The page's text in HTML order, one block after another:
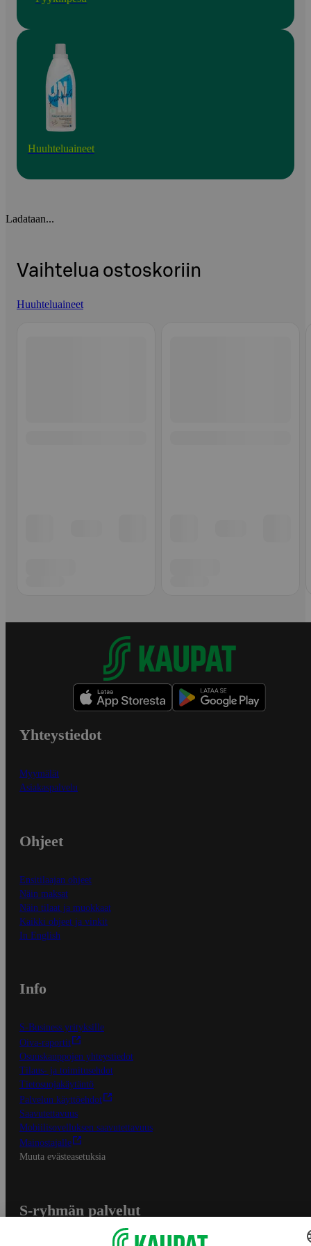
Huuhteluaineet
Ladataan...
Vaihtelua ostoskoriin
Huuhteluaineet
Yhteystiedot
Myymälät
Asiakaspalvelu
Ohjeet
Ensitilaajan ohjeet
Näin maksat
Näin tilaat ja muokkaat
Kaikki ohjeet ja vinkit
In English
Info
S-Business yrityksille
Oiva-raportit
Osuuskauppojen yhteystiedot
Tilaus- ja toimitusehdot
Tietosuojakäytäntö
Palvelun käyttöehdot
Saavutettavuus
Mobiilisovelluksen saavutettavuus
Mainostajalle
Muuta evästeasetuksia
S-ryhmän palvelut